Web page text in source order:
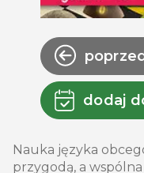
dodaj
Nauka języka
przygodą, a